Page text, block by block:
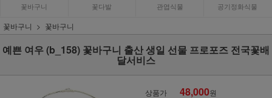
꽃바구니 꽃다발 관엽식물 공기정화식물
꽃바구니 꽃바구니
예쁜 여우 (b_158) 꽃바구니 출산 생일 선물 프로포즈 전국꽃배
달서비스
상품가 48,000원